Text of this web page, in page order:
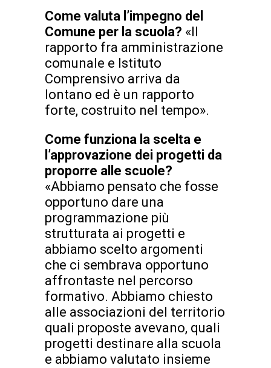
Come valuta l’impegno del
Comune per la scuola? «Il
rapporto fra amministrazione
comunale e Istituto
Comprensivo arriva da
lontano ed è un rapporto
forte, costruito nel tempo».
Come funziona la scelta e
l’approvazione dei progetti da
proporre alle scuole?
«Abbiamo pensato che fosse
opportuno dare una
programmazione più
strutturata ai progetti e
abbiamo scelto argomenti
che ci sembrava opportuno
affrontaste nel percorso
formativo. Abbiamo chiesto
alle associazioni del territorio
quali proposte avevano, quali
progetti destinare alla scuola
e abbiamo valutato insieme